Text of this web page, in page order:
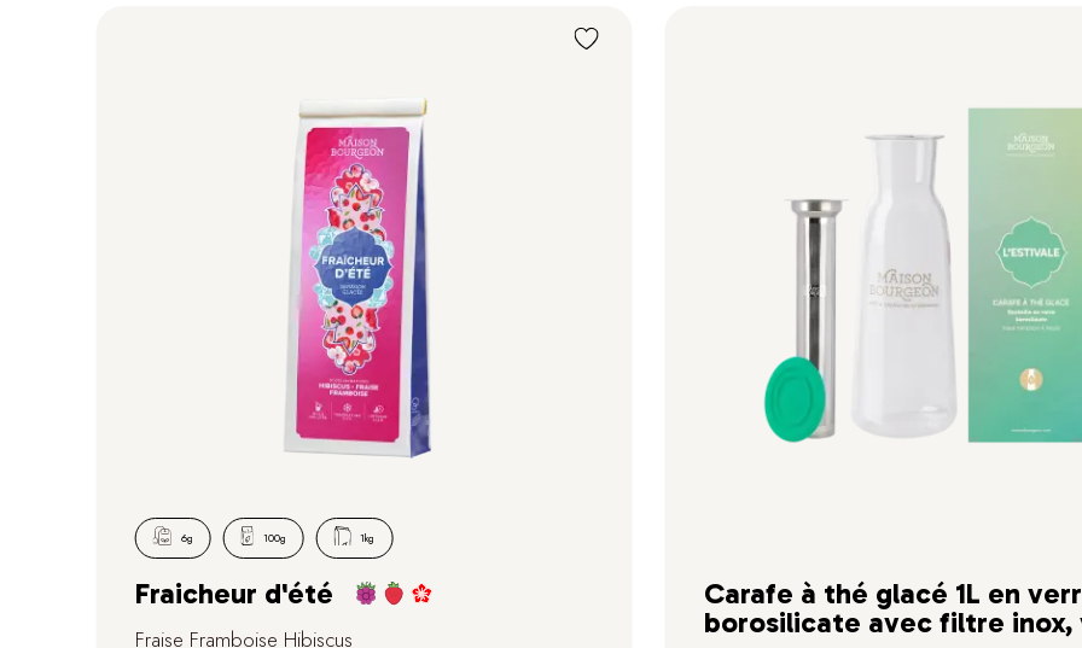
6g 100g 1kg
Fraicheur d'été
Fraise Framboise Hibiscus
Carafe à thé glacé 1L en
borosilicate avec filtre inox,